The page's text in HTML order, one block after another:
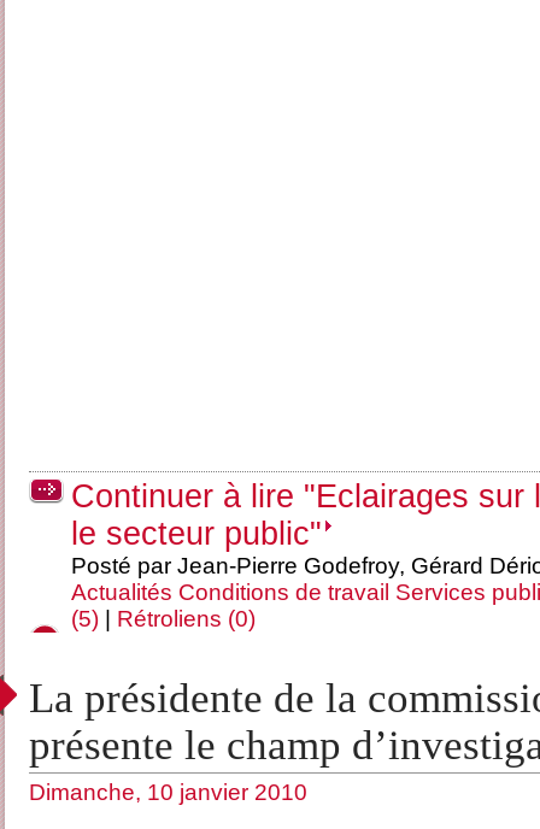
Continuer à lire "Eclairages
le secteur public"
Posté par Jean-Pierre Godefroy, Gérard
Actualités Conditions de travail Services
(5)
Rétroliens (0)
La présidente de la
présente le champ
Dimanche, 10 janvier 2010